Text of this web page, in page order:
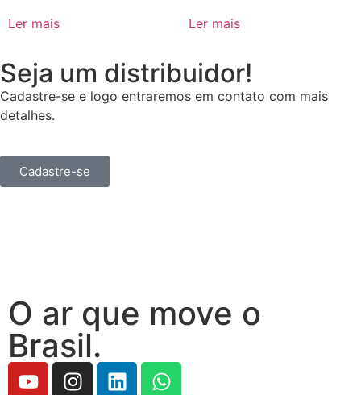
Ler mais Ler mais
Seja um distribuidor!
Cadastre-se e logo entraremos em contato com mais
detalhes.
Cadastre-se
O ar que move o
Brasil.